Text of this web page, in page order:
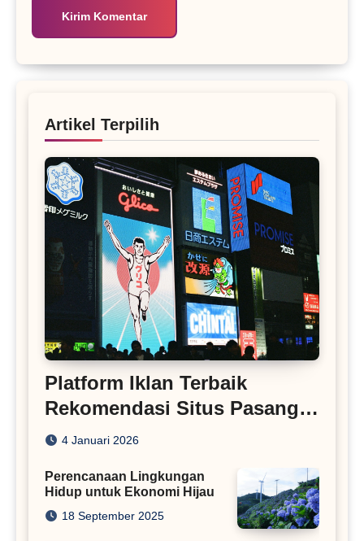
Artikel Terpilih
Platform Iklan Terbaik
Rekomendasi Situs Pasang
Iklan
4 Januari 2026
Perencanaan Lingkungan
Hidup untuk Ekonomi Hijau
18 September 2025